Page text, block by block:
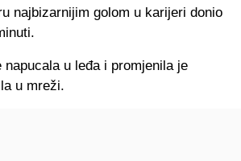
najbizarnijim golom u karijeri donio
napucala u leđa i promjenila je
u mreži.